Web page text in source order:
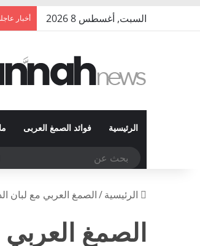
السبت, أغسطس 8 2026 أخبار
الرئيسية فوائد الصمغ العربى
الرئيسية/الصمغ العربي مع لبان
الصمغ العربي